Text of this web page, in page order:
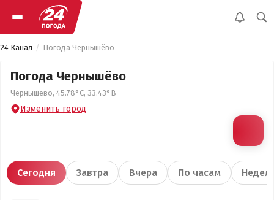
24 Канал Погода Чернышёво
Погода Чернышёво
Чернышёво, 45.78°С, 33.43°В
Изменить город
Сегодня Завтра Вчера По часам